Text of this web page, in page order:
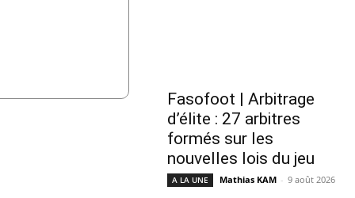
Fasofoot | Arbitrage
d’élite : 27 arbitres
formés sur les
nouvelles lois du jeu
A LA UNE Mathias KAM - 9 août 2026